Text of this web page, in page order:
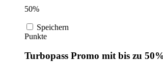
50%
Speichern
Punkte
Turbopass Promo mit bis zu